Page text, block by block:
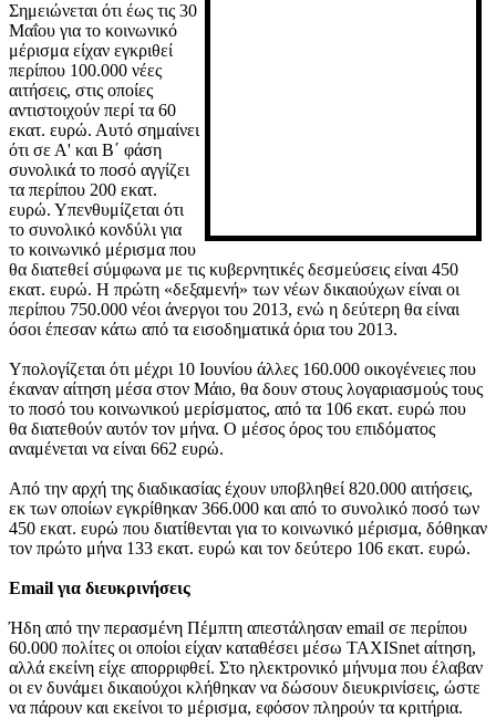
Σημειώνεται ότι έως τις 30
Μαΐου για το κοινωνικό
μέρισμα είχαν εγκριθεί
περίπου 100.000 νέες
αιτήσεις, στις οποίες
αντιστοιχούν περί τα 60
εκατ. ευρώ. Αυτό σημαίνει
ότι σε Α' και Β΄ φάση
συνολικά το ποσό αγγίζει
τα περίπου 200 εκατ.
ευρώ. Υπενθυμίζεται ότι
το συνολικό κονδύλι για
το κοινωνικό μέρισμα που
θα διατεθεί σύμφωνα με τις κυβερνητικές δεσμεύσεις είναι 450
εκατ. ευρώ. Η πρώτη «δεξαμενή» των νέων δικαιούχων είναι οι
περίπου 750.000 νέοι άνεργοι του 2013, ενώ η δεύτερη θα είναι
όσοι έπεσαν κάτω από τα εισοδηματικά όρια του 2013.
Υπολογίζεται ότι μέχρι 10 Ιουνίου άλλες 160.000 οικογένειες που
έκαναν αίτηση μέσα στον Μάιο, θα δουν στους λογαριασμούς τους
το ποσό του κοινωνικού μερίσματος, από τα 106 εκατ. ευρώ που
θα διατεθούν αυτόν τον μήνα. Ο μέσος όρος του επιδόματος
αναμένεται να είναι 662 ευρώ.
Από την αρχή της διαδικασίας έχουν υποβληθεί 820.000 αιτήσεις,
εκ των οποίων εγκρίθηκαν 366.000 και από το συνολικό ποσό των
450 εκατ. ευρώ που διατίθενται για το κοινωνικό μέρισμα, δόθηκαν
τον πρώτο μήνα 133 εκατ. ευρώ και τον δεύτερο 106 εκατ. ευρώ.
Email για διευκρινήσεις
Ήδη από την περασμένη Πέμπτη απεστάλησαν email σε περίπου
60.000 πολίτες οι οποίοι είχαν καταθέσει μέσω TAXISnet αίτηση,
αλλά εκείνη είχε απορριφθεί. Στο ηλεκτρονικό μήνυμα που έλαβαν
οι εν δυνάμει δικαιούχοι κλήθηκαν να δώσουν διευκρινίσεις, ώστε
να πάρουν και εκείνοι το μέρισμα, εφόσον πληρούν τα κριτήρια.